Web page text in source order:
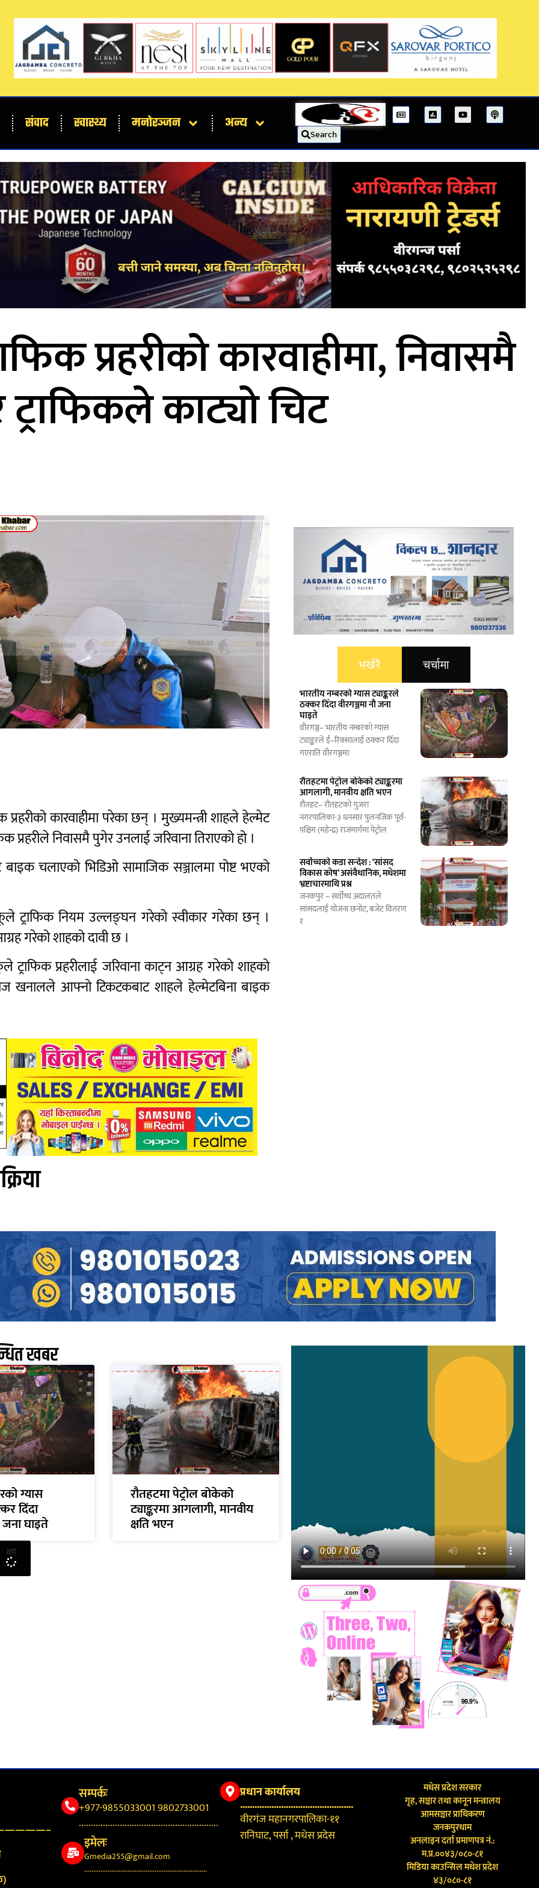
संवाद स्वास्थ्य मनोरञ्जन अन्य
Search
प्रहरीको कारवाहीमा, निवासमै
काट्यो चिट
कारवाहीमा परेका छन् । मुख्यमन्त्री शाहले हेल्मेट
प्रहरीले निवासमै पुगेर उनलाई जरिवाना तिराएको हो ।
चलाएको भिडिओ सामाजिक सञ्जालमा पोष्ट भएको
ट्राफिक नियम उल्लङ्घन गरेको स्वीकार गरेका छन् ।
गरेको शाहको दावी छ ।
प्रहरीलाई जरिवाना काट्न आग्रह गरेको शाहको
खनालले आफ्नो टिकटकबाट शाहले हेल्मेटबिना बाइक
भर्खरै चर्चामा
भारतीय नम्बरको ग्यास ट्याङ्करले
ठक्कर दिँदा वीरगञ्जमा नौ जना
घाइते
वीरगञ्ज– भारतीय नम्बरको ग्यास
ट्याङ्करले ई–रिक्सालाई ठक्कर दिँदा
गएराति वीरगञ्जमा
रौतहटमा पेट्रोल बोकेको ट्याङ्करमा
आगलागी, मानवीय क्षति भएन
रौतहट– रौतहटको गुजरा
नगरपालिका-३ धनसार पुलनजिक पूर्व-
पश्चिम (महेन्द्र) राजमार्गमा पेट्रोल
सर्वोच्चको कडा सन्देश : ‘सांसद
विकास कोष’ असंवैधानिक, मधेशमा
भ्रष्टाचारमाथि प्रश्न
जनकपुर – सर्वोच्च अदालतले
सांसदलाई योजना छनोट, बजेट वितरण
र
खबर
ग्यास
दिँदा
जना घाइते
रौतहटमा पेट्रोल बोकेको
ट्याङ्करमा आगलागी, मानवीय
क्षति भएन
थप
सम्पर्कः
+977-9855033001 9802733001
..........................................................
इमेलः
Gmedia255@gmail.com
....................................................................
प्रधान कार्यालय
...............................................
वीरगंज महानगरपालिका-११
रानिघाट, पर्सा , मधेस प्रदेस
मधेस प्रदेश सरकार
गृह, सञ्चार तथा कानून मन्त्रालय
आमसञ्चार प्राधिकरण
जनकपुरधाम
अनलाइन दर्ता प्रमाणपत्र नं.:
म.प्र.००४३/०८०-८१
मिडिया काउन्सिल मधेश प्रदेश
४३/०८०-८१